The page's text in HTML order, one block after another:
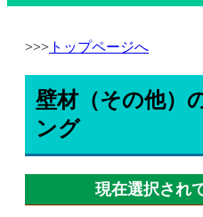
>>> トップページへ
壁材（その他）
ング
現在選択され